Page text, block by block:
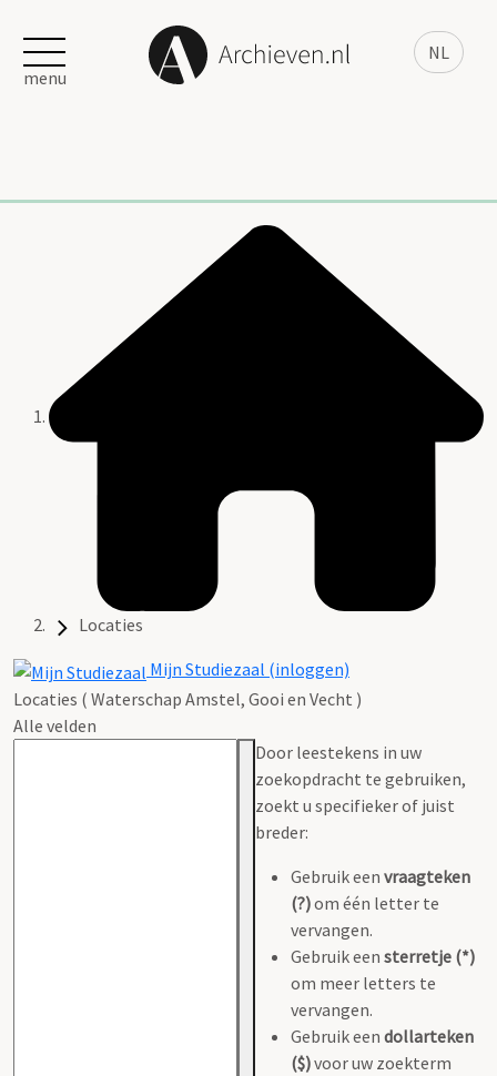
NL
menu
Locaties
Mijn Studiezaal (inloggen)
Locaties ( Waterschap Amstel, Gooi en Vecht )
Alle velden
Door leestekens in uw
zoekopdracht te gebruiken,
zoekt u specifieker of juist
breder:
Gebruik een vraagteken
(?)om één letter te
vervangen.
Gebruik een sterretje (*)
om meer letters te
vervangen.
Gebruik een dollarteken
($)voor uw zoekterm